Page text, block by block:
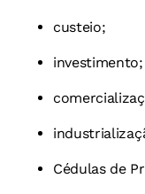
custeio;
investimento;
Cédulas de